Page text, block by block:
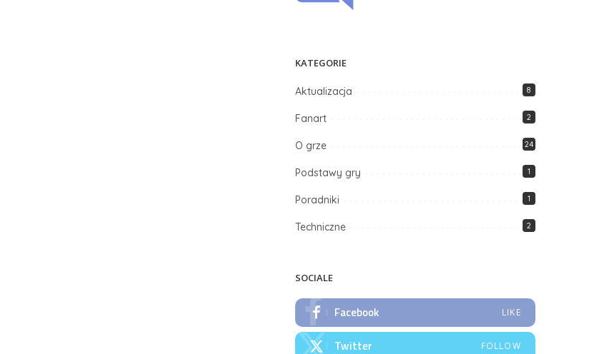
KATEGORIE
Aktualizacja 8
Fanart 2
O grze 24
Podstawy gry 1
Poradniki 1
Techniczne 2
SOCIALE
Facebook LIKE
Twitter FOLLOW